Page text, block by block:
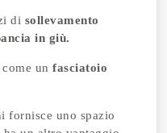
di sollevamento
in giù.
come unfasciatoio
fornisce uno spazio